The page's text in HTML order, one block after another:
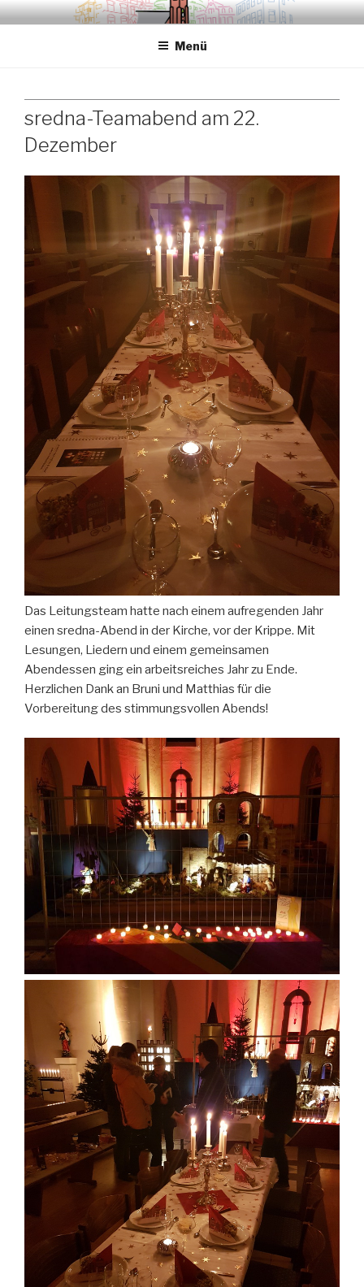
Zum
Inhalt
.sredna – anders.
Menü
sredna-Teamabend am 22.
Dezember
Das Leitungsteam hatte nach einem aufregenden Jahr
einen sredna-Abend in der Kirche, vor der Krippe. Mit
Lesungen, Liedern und einem gemeinsamen
Abendessen ging ein arbeitsreiches Jahr zu Ende.
Herzlichen Dank an Bruni und Matthias für die
Vorbereitung des stimmungsvollen Abends!